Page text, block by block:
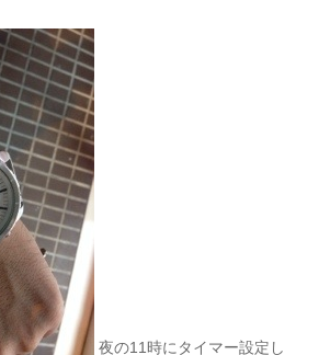
夜の11時にタイマー設定し